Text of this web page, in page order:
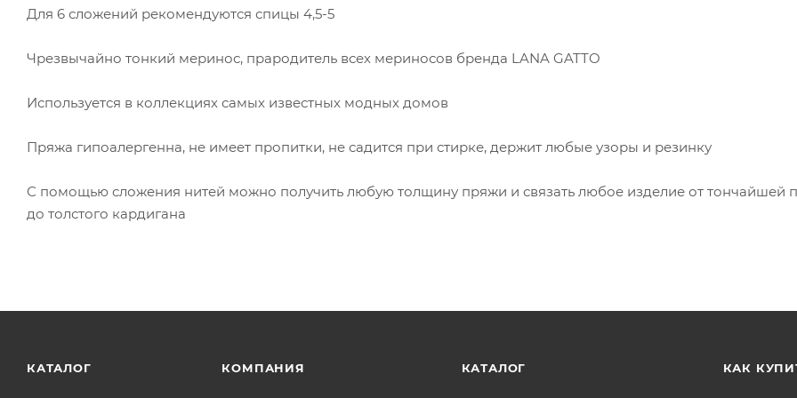
Для 6 сложений рекомендуются спицы 4,5-5
Чрезвычайно тонкий меринос, прародитель всех мериносов бренда LANA GATTO
Используется в коллекциях самых известных модных домов
Пряжа гипоалергенна, не имеет пропитки, не садится при стирке, держит любые узоры и резинку
С помощью сложения нитей можно получить любую толщину пряжи и связать любое изделие от тончайшей
до толстого кардигана
КАТАЛОГ КОМПАНИЯ КАТАЛОГ КАК